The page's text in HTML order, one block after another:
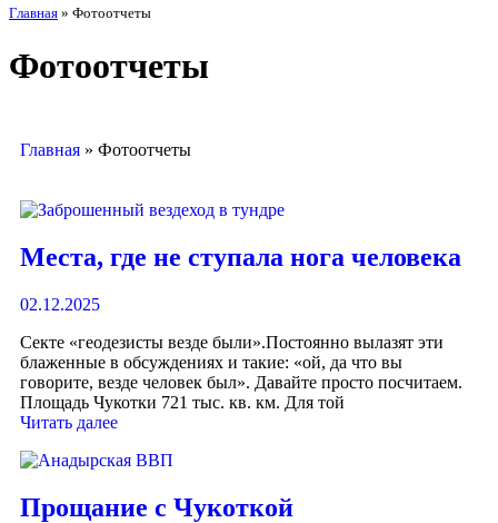
Главная » Фотоотчеты
Фотоотчеты
Главная » Фотоотчеты
Места, где не ступала нога человека
02.12.2025
Секте «геодезисты везде были».Постоянно вылазят эти
блаженные в обсуждениях и такие: «ой, да что вы
говорите, везде человек был». Давайте просто посчитаем.
Площадь Чукотки 721 тыс. кв. км. Для той
Читать далее
Прощание с Чукоткой